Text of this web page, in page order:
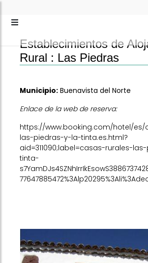
Establecimientos de
Rural : Las Piedras
Municipio: Buenavista del Norte
Enlace de la web de reserva:
https://www.booking.com/hotel/
las-piedras-y-la-tinta.es.html?
aid=311090;label=casas-rurales-
tinta-